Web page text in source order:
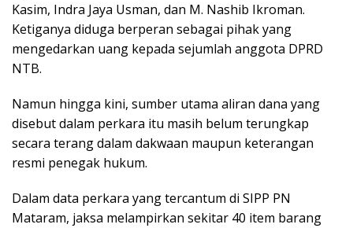
Kasim, Indra Jaya Usman, dan M. Nashib Ikroman.
Ketiganya diduga berperan sebagai pihak yang
mengedarkan uang kepada sejumlah anggota DPRD
NTB.
Namun hingga kini, sumber utama aliran dana yang
disebut dalam perkara itu masih belum terungkap
secara terang dalam dakwaan maupun keterangan
resmi penegak hukum.
Dalam data perkara yang tercantum di SIPP PN
Mataram, jaksa melampirkan sekitar 40 item barang